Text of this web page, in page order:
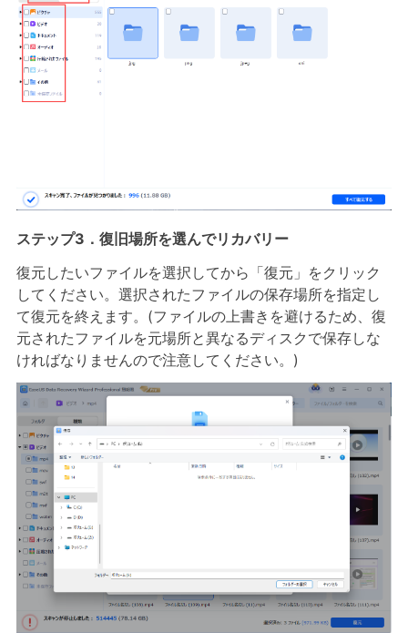
ステップ3．復旧場所を選んでリカバリー
復元したいファイルを選択してから「復元」をクリック
してください。選択されたファイルの保存場所を指定し
て復元を終えます。(ファイルの上書きを避けるため、復
元されたファイルを元場所と異なるディスクで保存しな
ければなりませんので注意してください。)